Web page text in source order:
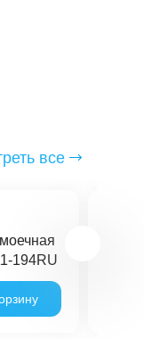
все
194RU